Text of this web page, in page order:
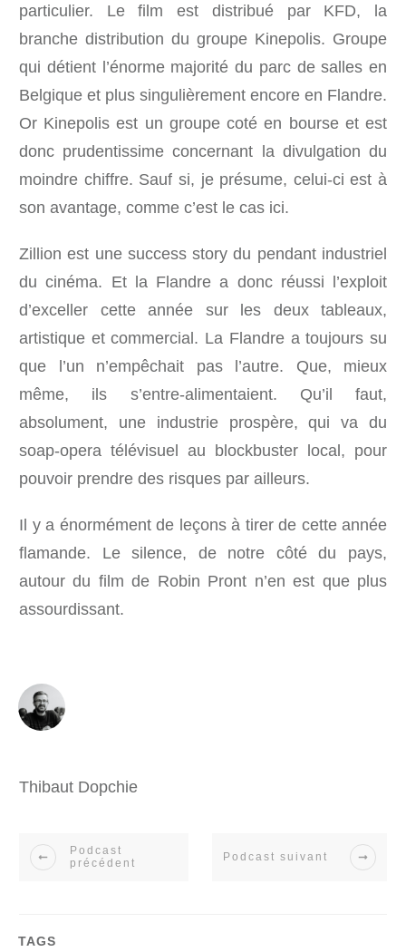
particulier. Le film est distribué par KFD, la
branche distribution du groupe Kinepolis. Groupe
qui détient l’énorme majorité du parc de salles en
Belgique et plus singulièrement encore en Flandre.
Or Kinepolis est un groupe coté en bourse et est
donc prudentissime concernant la divulgation du
moindre chiffre. Sauf si, je présume, celui-ci est à
son avantage, comme c’est le cas ici.
Zillion est une success story du pendant industriel
du cinéma. Et la Flandre a donc réussi l’exploit
d’exceller cette année sur les deux tableaux,
artistique et commercial. La Flandre a toujours su
que l’un n’empêchait pas l’autre. Que, mieux
même, ils s’entre-alimentaient. Qu’il faut,
absolument, une industrie prospère, qui va du
soap-opera télévisuel au blockbuster local, pour
pouvoir prendre des risques par ailleurs.
Il y a énormément de leçons à tirer de cette année
flamande. Le silence, de notre côté du pays,
autour du film de Robin Pront n’en est que plus
assourdissant.
Thibaut Dopchie
Podcast
précédent
Podcast suivant
TAGS